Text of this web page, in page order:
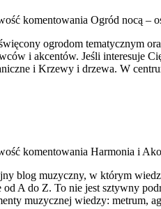
komentowania Ogród nocą –
ogrodom tematycznym
i akcentów. Jeśli interesuje
i Krzewy i drzewa. W
komentowania Harmonia i
blog muzyczny, w którym
od A do Z. To nie jest sztywny
muzycznej wiedzy: metrum,